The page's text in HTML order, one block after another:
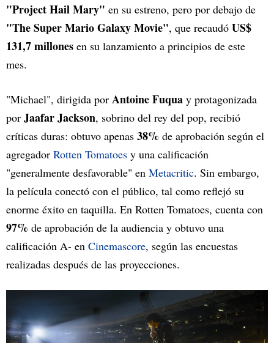
"Project Hail Mary" en su estreno, pero por debajo de
"The Super Mario Galaxy Movie", que recaudó US$
131,7 millones en su lanzamiento a principios de este
mes.
"Michael", dirigida por Antoine Fuqua y protagonizada
por Jaafar Jackson, sobrino del rey del pop, recibió
críticas duras: obtuvo apenas 38% de aprobación según el
agregador Rotten Tomatoes y una calificación
"generalmente desfavorable" en Metacritic. Sin embargo,
la película conectó con el público, tal como reflejó su
enorme éxito en taquilla. En Rotten Tomatoes, cuenta con
97% de aprobación de la audiencia y obtuvo una
calificación A- en Cinemascore, según las encuestas
realizadas después de las proyecciones.